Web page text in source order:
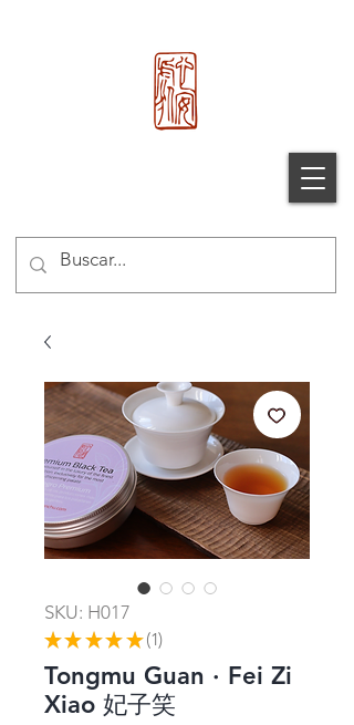
SKU: H017
★ ★ ★ ★ ★ 1
1
Tongmu Guan · Fei Zi
Xiao 妃子笑